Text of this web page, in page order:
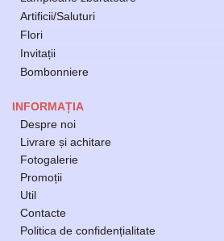
Artificii/Saluturi
Flori
Invitații
Bombonniere
INFORMAȚIA
Despre noi
Livrare și achitare
Fotogalerie
Promoții
Util
Contacte
Politica de confidențialitate